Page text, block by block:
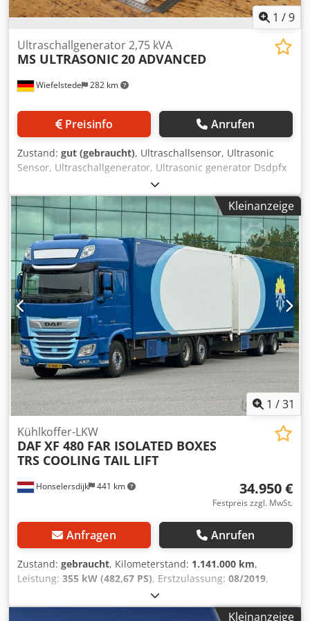
Eigenschaften dar.
1 /9
Wiefelstede 282 km
Ultraschallgenerator 2,75 kVA
MS ULTRASONIC20 ADVANCED
Preisinfo Anrufen
Zustand: gut (gebraucht), Ultraschallsensor, Ultrasonic
Sensor, Ultraschallgenerator, Ultrasonic generator Dsdpfx
Afoxpfa Ss Dokr -Hersteller: MS ULTRASONIC,
Ultraschallgenerator sonxGEN ADVANCED 20 -Typ: 20
ADVANCED .: 7001480 -Leistung: 2,75 kVA -Anzahl: 1x
Generator vorhanden -Abmessung: 360/100/H250 mm -
Gewicht: 8,5 kg
Kleinanzeige
1 /31
Honselersdijk 441 km
Kühlkoffer-LKW
DAF XF 480 FAR ISOLATED BOXES
TRS COOLING TAIL LIFT
34.950 €
Festpreis zzgl. MwSt.
Anfragen Anrufen
Zustand: gebraucht, Kilometerstand: 1.141.000 km,
Leistung: 355 kW (482,67 PS), Erstzulassung: 08/2019,
, Gesamtgewicht:
Konfiguration:3 Achsen, Bremsen:Retarder, Farbe:Blau,
Kleinanzeige